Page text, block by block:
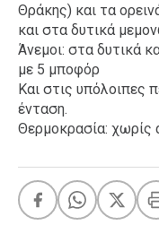
Θράκης) και τα
και στα δυτικά
Άνεμοι: στα δυτικά
με 5 μποφόρ
Και στις υπόλοιπες
ένταση.
Θερμοκρασία: χωρίς